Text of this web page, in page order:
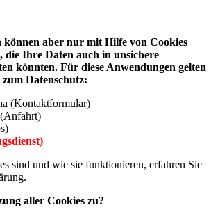
können aber nur mit Hilfe von Cookies
die Ihre Daten auch in unsichere
könnten. Für diese Anwendungen gelten
Datenschutz:
(Kontaktformular)
sind und wie sie funktionieren, erfahren Sie
aller Cookies zu?